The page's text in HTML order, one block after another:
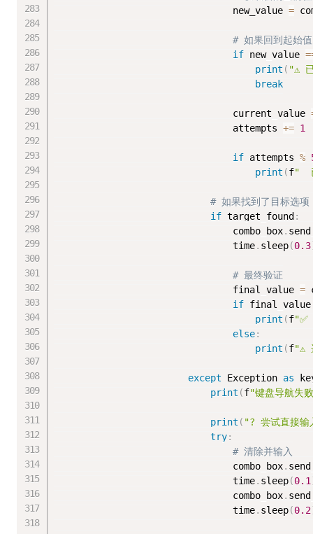
                                new_value
=
# 如果回到起始
if new_value
print ( "⚠️
break
                                current_value
                                attempts
+= 1
if attempts %
print (f"
# 如果找到了目标选项
if target_found :
                                combo_box
.
                                time
. sleep(0.3
# 最终验证
                                final_value
=
if
print (f
else:
print (f"⚠️
except Exception as
print (f"键盘导航
print ( "? 尝试直接
try:
# 清除并输入
                                combo_box
.
                                time
. sleep(0.1
                                combo_box
.
                                time
. sleep(0.2